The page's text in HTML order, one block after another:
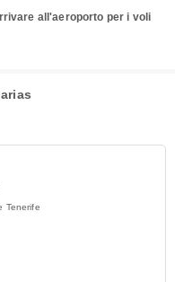
all'aeroporto per i voli
Tenerife